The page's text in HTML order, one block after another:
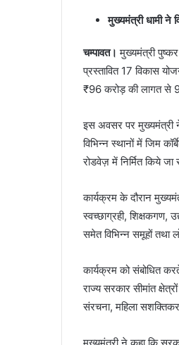
मुख्यमंत्री धामी ने
चम्पावत।मुख्यमंत्री
प्रस्तावित 17 विकास
₹96 करोड़ की लागत से 9
इस अवसर पर मुख्यमंत्री
विभिन्न स्थानों में जिम
रोडवेज़ में निर्मित किये
कार्यक्रम के दौरान
स्वच्छाग्रही, शिक्षकगण,
समेत विभिन्न समूहों तथा
कार्यक्रम को संबोधित
राज्य सरकार सीमांत
संरचना, महिला
मुख्यमंत्री ने कहा कि